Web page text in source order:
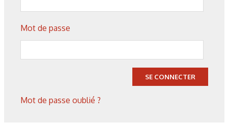
20/07/2026
Technologies
Mot de passe
SE CONNECTER
Mot de passe oublié ?